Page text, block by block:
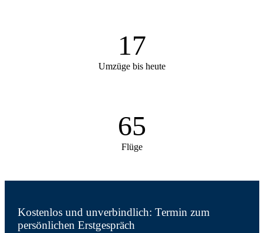
17
Umzüge bis heute
65
Flüge
Kostenlos und unverbindlich: Termin zum
persönlichen Erstgespräch